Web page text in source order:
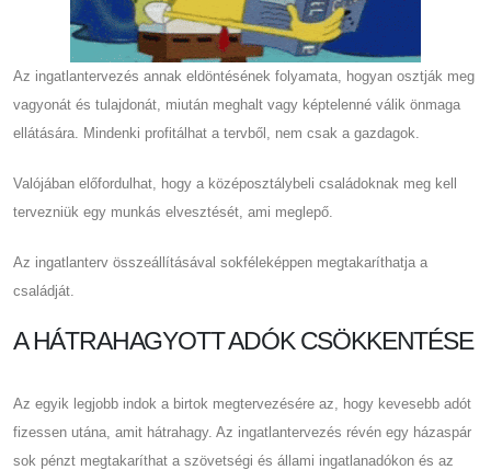
Az ingatlantervezés annak eldöntésének folyamata, hogyan osztják meg
vagyonát és tulajdonát, miután meghalt vagy képtelenné válik önmaga
ellátására. Mindenki profitálhat a tervből, nem csak a gazdagok.
Valójában előfordulhat, hogy a középosztálybeli családoknak meg kell
tervezniük egy munkás elvesztését, ami meglepő.
Az ingatlanterv összeállításával sokféleképpen megtakaríthatja a
családját.
A HÁTRAHAGYOTT ADÓK CSÖKKENTÉSE
Az egyik legjobb indok a birtok megtervezésére az, hogy kevesebb adót
fizessen utána, amit hátrahagy. Az ingatlantervezés révén egy házaspár
sok pénzt megtakaríthat a szövetségi és állami ingatlanadókon és az